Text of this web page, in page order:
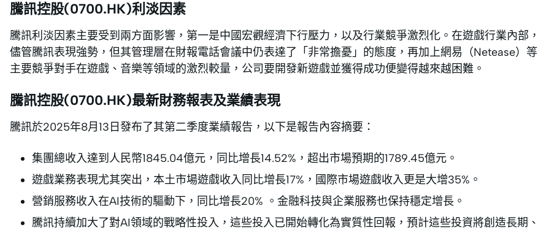
騰訊控股(0700.HK)利淡因素
騰訊利淡因素主要受到兩方面影響，第一是中國宏觀經濟下行壓力，以及行業競爭激烈化。在遊戲行業內部，
儘管騰訊表現強勢，但其管理層在財報電話會議中仍表達了「非常擔憂」的態度，再加上網易（Netease）等
主要競爭對手在遊戲、音樂等領域的激烈較量，公司要開發新遊戲並獲得成功便變得越來越困難。
騰訊控股(0700.HK)最新財務報表及業績表現
騰訊於2025年8月13日發布了其第二季度業績報告，以下是報告內容摘要：
集團總收入達到人民幣1845.04億元，同比增長14.52%，超出市場預期的1789.45億元。
遊戲業務表現尤其突出，本土市場遊戲收入同比增長17%，國際市場遊戲收入更是大增35%。
營銷服務收入在AI技術的驅動下，同比增長20% 。金融科技與企業服務也保持穩定增長。
騰訊持續加大了對AI領域的戰略性投入，這些投入已開始轉化為實質性回報，預計這些投資將創造長期、